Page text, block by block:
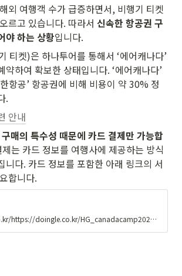
외 여행객 수가 급증하면서, 비행기 티켓
르고 있습니다. 따라서 신속한 항공권 구
야 하는 상황입니다.
티켓)은 하나투어를 통해서 ‘에어캐나다’
약하여 확보한 상태입니다. ‘에어캐나다’
항공’ 항공권에 비해 비용이 약 30% 정
.
안내
구매의 특수성 때문에 카드 결제만 가능합
는 카드 정보를 여행사에 제공하는 방식
니다. 카드 정보를 포함한 아래 링크의 서
합니다.
https://doingle.co.kr/https://doingle.co.kr/HG_canadacamp2023_link02